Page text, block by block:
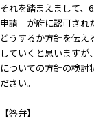
それを踏まえまして、
申請」が府に認可され
どうするか方針を伝
していくと思います
についての方針の検討
ださい。
【答弁】